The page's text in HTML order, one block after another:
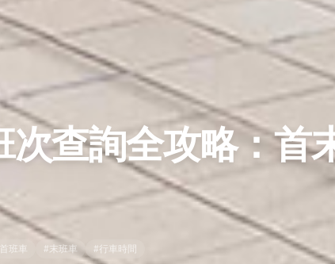
查詢全攻略：首
班車 #末班車 #行車時間